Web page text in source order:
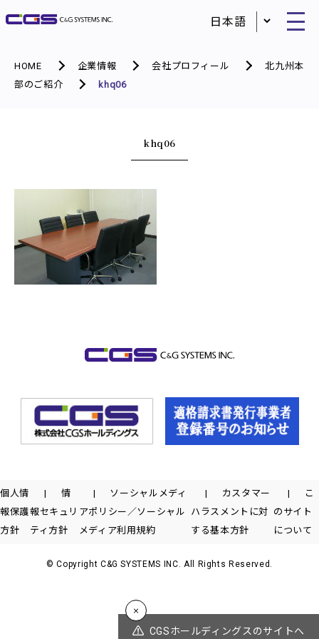
HOME 企業情報 会社プロフィール
北九州本
部のご紹介
khq06
khq06
CGSホールディングスのサイトへ
個人情
報保護
方針
情
報セキュリ
ティ方針
ソーシャルメディ
アポリシー／ソーシャル
メディア利用規約
カスタマー
ハラスメントに対
する基本方針
こ
のサイト
について
© Copyright C&G SYSTEMS INC. All Rights Reserved.